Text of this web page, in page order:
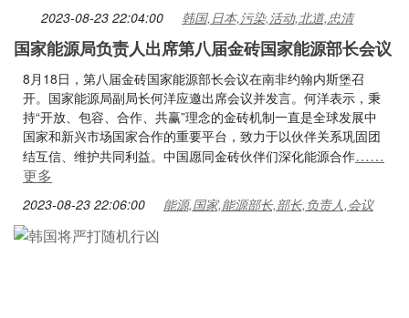
2023-08-23 22:04:00 韩国,日本,污染,活动,北道,忠清
国家能源局负责人出席第八届金砖国家能源部长会议
8月18日，第八届金砖国家能源部长会议在南非约翰内斯堡召
开。国家能源局副局长何洋应邀出席会议并发言。何洋表示，秉
持“开放、包容、合作、共赢”理念的金砖机制一直是全球发展中
国家和新兴市场国家合作的重要平台，致力于以伙伴关系巩固团
结互信、维护共同利益。中国愿同金砖伙伴们深化能源合作……
更多
2023-08-23 22:06:00 能源,国家,能源部长,部长,负责人,会议